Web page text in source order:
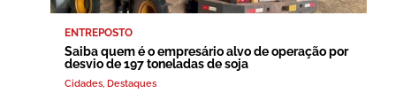
ENTREPOSTO
Saiba quem é o empresário alvo de operação por
desvio de 197 toneladas de soja
Cidades, Destaques